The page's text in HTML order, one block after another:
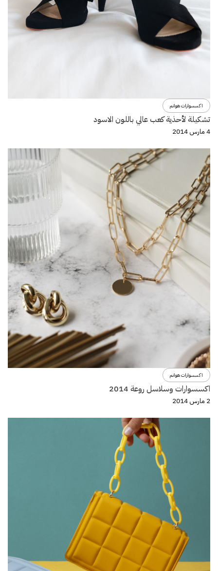
اكسسوارات هوانم
تشكيلة لأحذية كعب عالي باللون الاسود
4 مارس 2014
اكسسوارات هوانم
اكسسوارات وسلاسل روعة 2014
2 مارس 2014